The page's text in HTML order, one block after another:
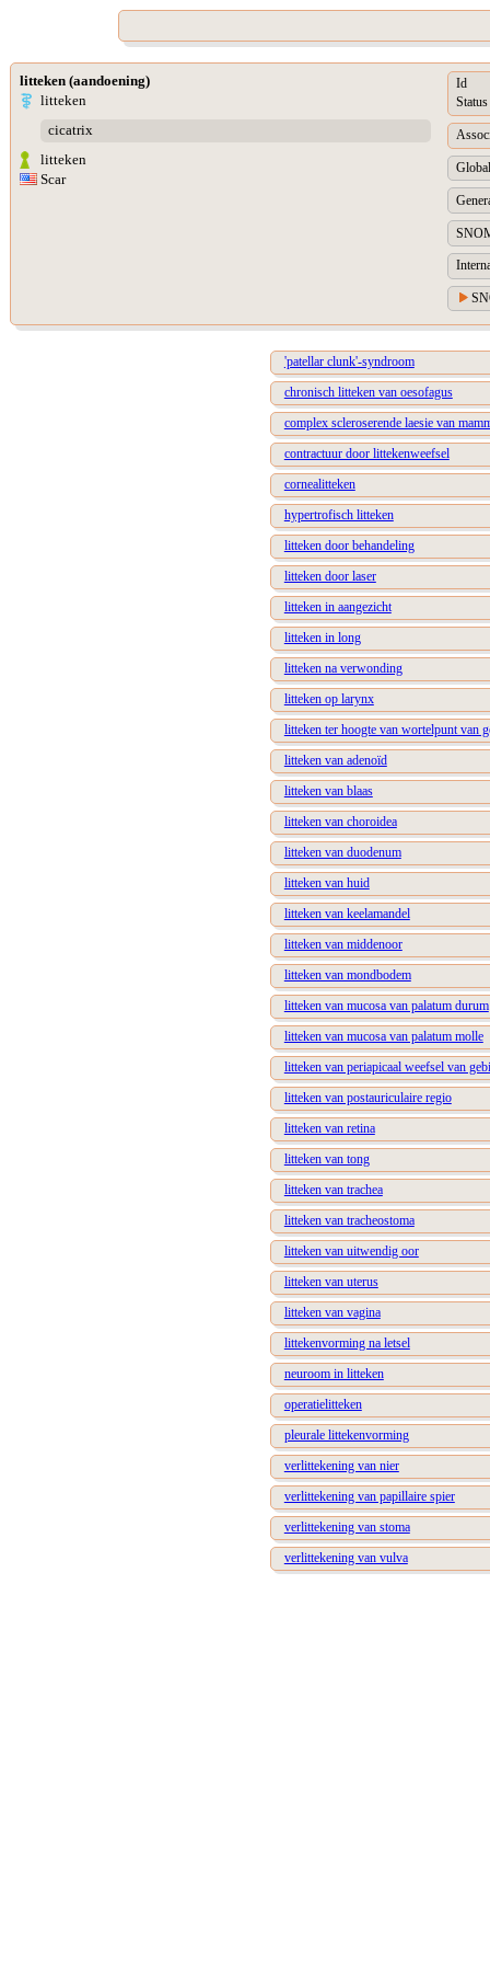
litteken (aandoening)
litteken
cicatrix
litteken
Scar
Id
Status
'patellar clunk'-syndroom
chronisch litteken van oesofagus
complex scleroserende laesie van
contractuur door littekenweefsel
cornealitteken
hypertrofisch litteken
litteken door behandeling
litteken door laser
litteken in aangezicht
litteken in long
litteken na verwonding
litteken op larynx
litteken ter hoogte van wortelpunt van
litteken van adenoïd
litteken van blaas
litteken van choroidea
litteken van duodenum
litteken van huid
litteken van keelamandel
litteken van middenoor
litteken van mondbodem
litteken van mucosa van palatum durum
litteken van mucosa van palatum molle
litteken van periapicaal weefsel van
litteken van postauriculaire regio
litteken van retina
litteken van tong
litteken van trachea
litteken van tracheostoma
litteken van uitwendig oor
litteken van uterus
litteken van vagina
littekenvorming na letsel
neuroom in litteken
operatielitteken
pleurale littekenvorming
verlittekening van nier
verlittekening van papillaire spier
verlittekening van stoma
verlittekening van vulva